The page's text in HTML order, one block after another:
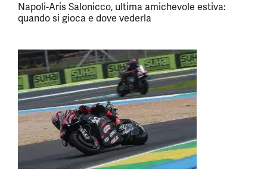
Napoli-Aris Salonicco, ultima amichevole estiva:
quando si gioca e dove vederla